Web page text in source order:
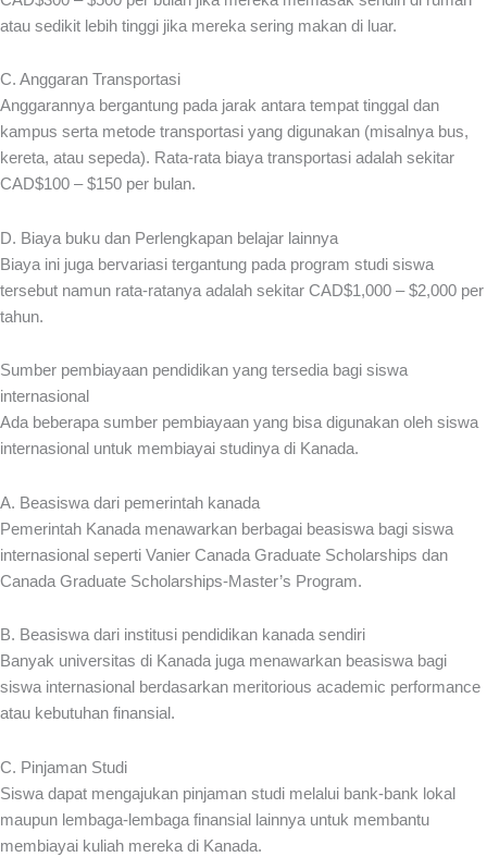
atau sedikit lebih tinggi jika mereka sering makan di luar.
C. Anggaran Transportasi
Anggarannya bergantung pada jarak antara tempat tinggal dan
kampus serta metode transportasi yang digunakan (misalnya bus,
kereta, atau sepeda). Rata-rata biaya transportasi adalah sekitar
CAD$100 – $150 per bulan.
D. Biaya buku dan Perlengkapan belajar lainnya
Biaya ini juga bervariasi tergantung pada program studi siswa
tersebut namun rata-ratanya adalah sekitar CAD$1,000 – $2,000 per
tahun.
Sumber pembiayaan pendidikan yang tersedia bagi siswa
internasional
Ada beberapa sumber pembiayaan yang bisa digunakan oleh siswa
internasional untuk membiayai studinya di Kanada.
A. Beasiswa dari pemerintah kanada
Pemerintah Kanada menawarkan berbagai beasiswa bagi siswa
internasional seperti Vanier Canada Graduate Scholarships dan
Canada Graduate Scholarships-Master’s Program.
B. Beasiswa dari institusi pendidikan kanada sendiri
Banyak universitas di Kanada juga menawarkan beasiswa bagi
siswa internasional berdasarkan meritorious academic performance
atau kebutuhan finansial.
C. Pinjaman Studi
Siswa dapat mengajukan pinjaman studi melalui bank-bank lokal
maupun lembaga-lembaga finansial lainnya untuk membantu
membiayai kuliah mereka di Kanada.